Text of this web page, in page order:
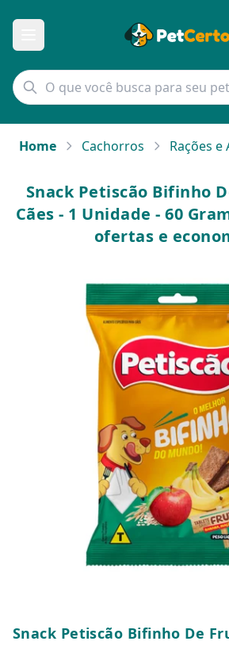
Home Cachorros Rações e
Snack Petiscão Bifinho
Cães - 1 Unidade - 60
ofertas e
Snack Petiscão Bifinho De